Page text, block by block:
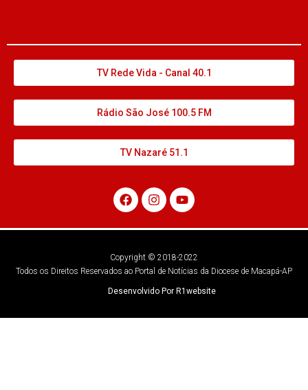
TV Rede Vida - Canal 40.1
Rádio São José 100.5 FM
TV Nazaré 51.1
Copyright © 2018-2022
Todos os Direitos Reservados ao Portal de Notícias da Diocese de Macapá-AP
Desenvolvido Por R1website